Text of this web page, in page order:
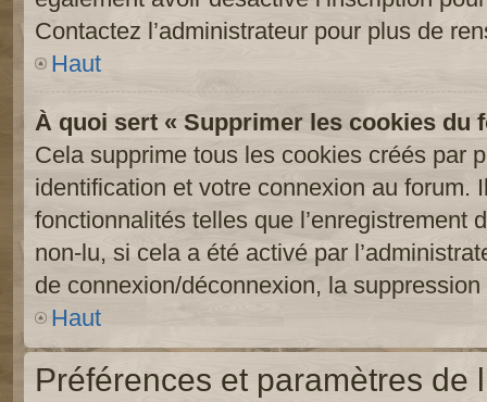
Contactez l’administrateur pour plus de
Haut
À quoi sert « Supprimer les cookies du
Cela supprime tous les cookies créés par
identification et votre connexion au forum.
fonctionnalités telles que l’enregistrement
non-lu, si cela a été activé par
de connexion/déconnexion, la
Haut
Préférences et paramètres de